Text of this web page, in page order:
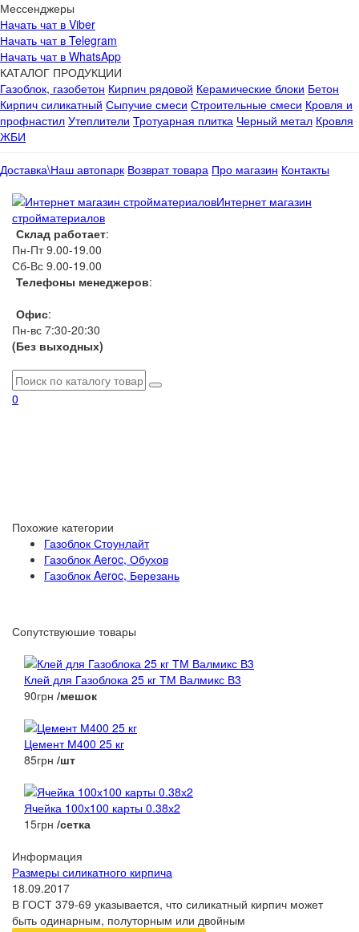
Мессенджеры
Начать чат в Viber
Начать чат в Telegram
Начать чат в WhatsApp
КАТАЛОГ ПРОДУКЦИИ
Газоблок, газобетон Кирпич рядовой Керамические блоки Бетон
Кирпич силикатный Сыпучие смеси Строительные смеси Кровля и
профнастил Утеплители Тротуарная плитка Черный метал Кровля
ЖБИ
Доставка\Наш автопарк Возврат товара Про магазин Контакты
Интернет магазин
стройматериалов
Склад работает:
Пн-Пт 9.00-19.00
Сб-Вс 9.00-19.00
Телефоны менеджеров:
Офис:
Пн-вс 7:30-20:30
(Без выходных)
0
Похожие категории
Газоблок Стоунлайт
Газоблок Aeroc, Обухов
Газоблок Aeroc, Березань
Сопутствуюшие товары
Клей для Газоблока 25 кг ТМ Валмикс В3
90грн /мешок
Цемент М400 25 кг
85грн /шт
Ячейка 100х100 карты 0.38х2
15грн /сетка
Информация
Размеры силикатного кирпича
18.09.2017
В ГОСТ 379-69 указывается, что силикатный кирпич может
быть одинарным, полуторным или двойным